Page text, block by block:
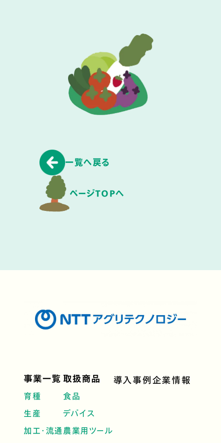
一覧へ戻る
ページTOPへ
事業一覧
育種
生産
加工・流通
取扱商品
食品
デバイス
農業用ツール
導入事例企業情報